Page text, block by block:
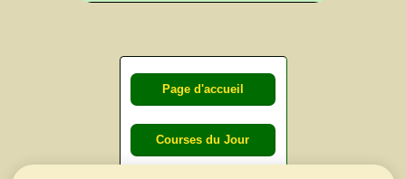
Page d'accueil
Courses du Jour